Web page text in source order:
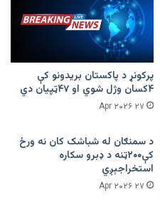
پرکونړ د پاکستان بریدونو کې
۴کسان وژل شوي او ۴۷ټپیان دي
۲۷ Apr ۲۰۲۶
د سمنګان له شباشک کان نه ورځ
کې۲۰۰ټنه د ډبرو سکاره
استخراجېږي
۲۷ Apr ۲۰۲۶